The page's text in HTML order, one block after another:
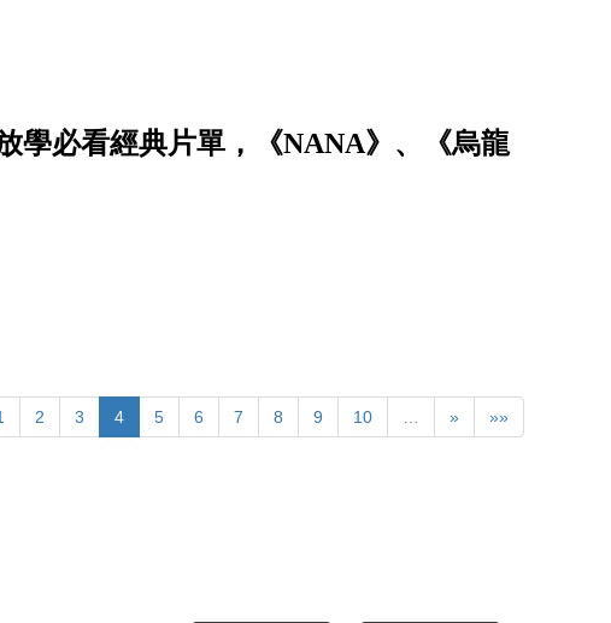
學必看經典片單，《NANA》、《烏龍
2 3 4 5 6 7 8 9 10 … » »»